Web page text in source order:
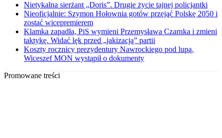
Nietykalna sierżant „Doris”. Drugie życie tajnej policjantki
Nieoficjalnie: Szymon Hołownia gotów przejąć Polskę 2050 i
zostać wicepremierem
Klamka zapadła, PiS wymieni Przemysława Czarnka i zmieni
taktykę. Widać lęk przed „jakizacją” partii
Koszty rocznicy prezydentury Nawrockiego pod lupą.
Wiceszef MON wystąpił o dokumenty
Promowane treści